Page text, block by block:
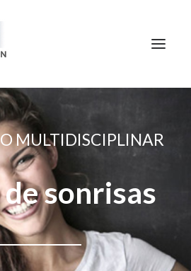
sonrisas
MULTIDISCIPLINAR